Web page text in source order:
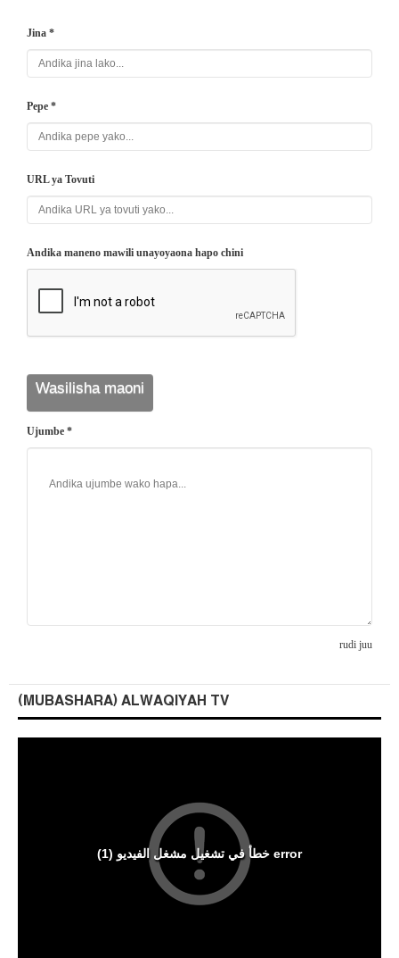
Jina *
Pepe *
URL ya Tovuti
Andika maneno mawili unayoyaona hapo chini
Ujumbe *
rudi juu
(MUBASHARA) ALWAQIYAH TV